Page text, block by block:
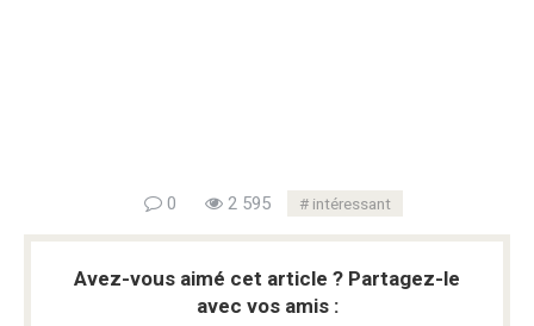
0 2 595 intéressant
Avez-vous aimé cet article ? Partagez-le
avec vos amis :